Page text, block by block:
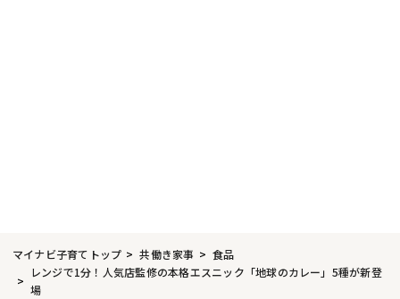
マイナビ子育てトップ 共働き家事
食品
レンジで1分！人気店監修の本格エスニック「地球のカレー」5種が新登
場